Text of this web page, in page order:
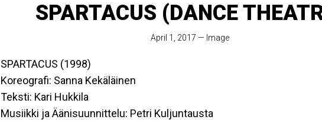
SPARTACUS (DANCE
April 1, 2017 — Image
SPARTACUS (1998)
Koreografi: Sanna Kekäläinen
Teksti: Kari Hukkila
Musiikki ja Äänisuunnittelu: Petri Kuljuntausta